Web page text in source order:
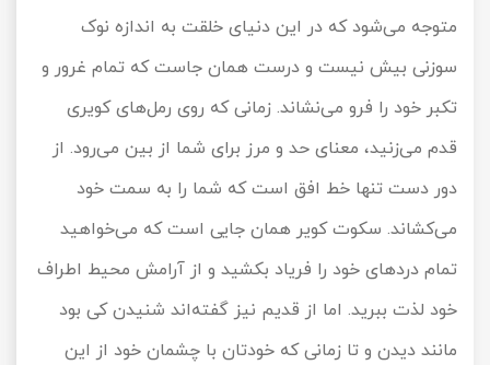
متوجه می‌شود که در این دنیای خلقت به اندازه نوک
سوزنی بیش نیست و درست همان جاست که تمام غرور و
تکبر خود را فرو می‌نشاند. زمانی که روی رمل‌های کویری
قدم می‌زنید، معنای حد و مرز برای شما از بین می‌رود. از
دور دست تنها خط افق است که شما را به سمت خود
می‌کشاند. سکوت کویر همان جایی است که می‌خواهید
تمام دردهای خود را فریاد بکشید و از آرامش محیط اطراف
خود لذت ببرید. اما از قدیم نیز گفته‌اند شنیدن کی بود
مانند دیدن و تا زمانی که خودتان با چشمان خود از این
تور گلستان
تور سوباتان
تور مرداب هسل
تور کاشان
تور اصفهان
تور ترکمن صحرا